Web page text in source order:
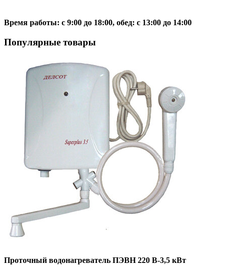
Время работы: с 9:00 до 18:00, обед: с 13:00 до 14:00
Популярные товары
Проточный водонагреватель ПЭВН 220 В-3,5 кВт